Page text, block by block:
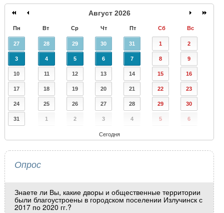
Август 2026
Пн Вт Ср Чт Пт Сб Вс
27 28 29 30 31 1 2
3 4 5 6 7 8 9
10 11 12 13 14 15 16
17 18 19 20 21 22 23
24 25 26 27 28 29 30
31 1 2 3 4 5 6
Сегодня
Опрос
Знаете ли Вы, какие дворы и общественные территории
были благоустроены в городском поселении Излучинск с
2017 по 2020 гг.?